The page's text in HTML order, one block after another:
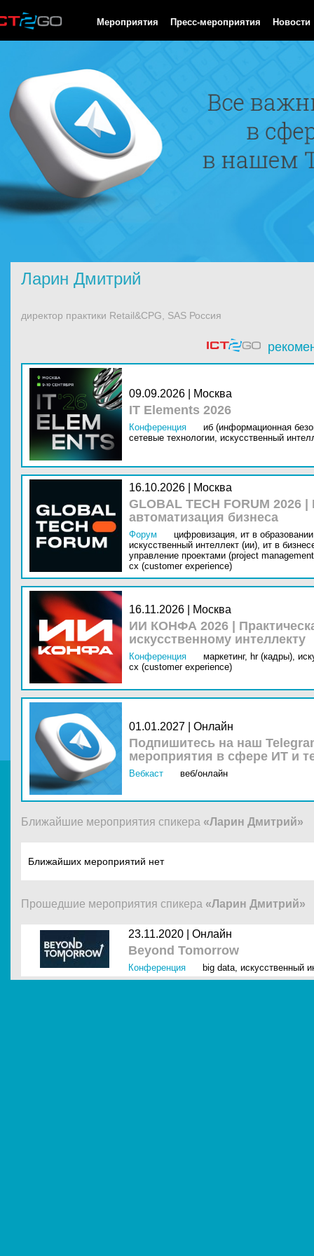
Мероприятия Пресс-мероприятия Новости
Ларин Дмитрий
директор практики Retail&CPG, SAS Россия
09.09.2026 | Москва
IT Elements 2026
Конференция
иб (информационная
сетевые технологии, искусственный
16.10.2026 | Москва
GLOBAL TECH FORUM
автоматизация бизнеса
Форум цифровизация, ит в
искусственный интеллект (ии), ит в
управление проектами (project
cx (customer experience)
16.11.2026 | Москва
ИИ КОНФА 2026 |
искусственному интеллекту
Конференция маркетинг, hr (кадры),
cx (customer experience)
01.01.2027 | Онлайн
Подпишитесь на наш
мероприятия в сфере ИТ и
Вебкаст веб/онлайн
Ближайшие мероприятия спикера «Ларин Дмитрий»
Ближайших мероприятий нет
Прошедшие мероприятия спикера «Ларин Дмитрий»
23.11.2020 | Онлайн
Beyond Tomorrow
Конференция big data, искусственный